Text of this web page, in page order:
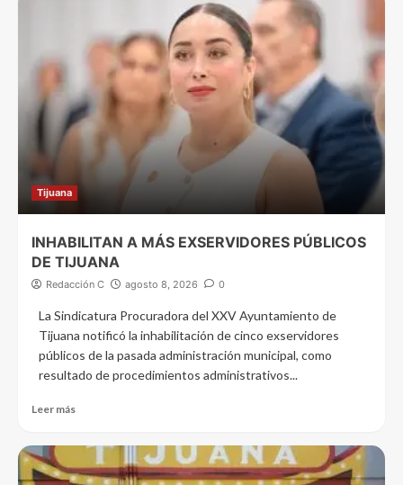
Tijuana
INHABILITAN A MÁS EXSERVIDORES PÚBLICOS
DE TIJUANA
Redacción C agosto 8, 2026 0
La Sindicatura Procuradora del XXV Ayuntamiento de
Tijuana notificó la inhabilitación de cinco exservidores
públicos de la pasada administración municipal, como
resultado de procedimientos administrativos...
Leer más